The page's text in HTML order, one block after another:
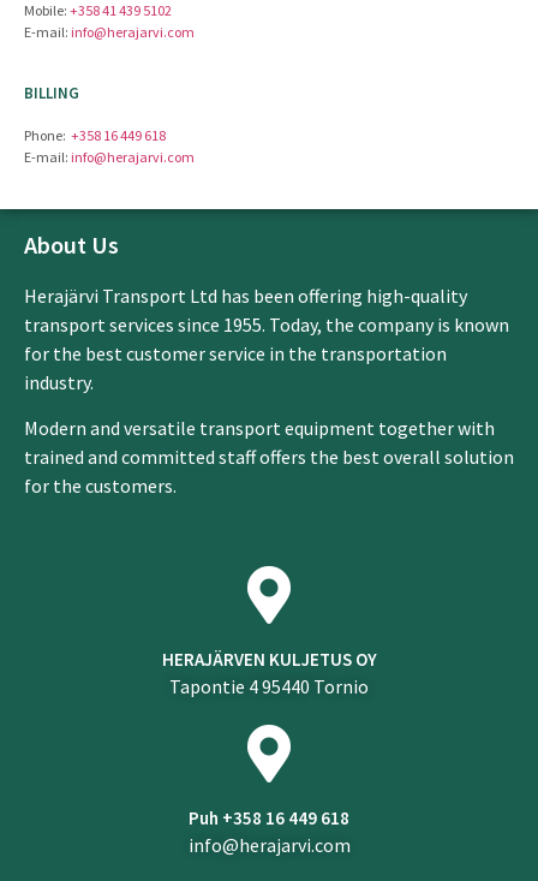
Mobile: +358 41 439 5102
E-mail: info@herajarvi.com
BILLING
Phone: +358 16 449 618
E-mail: info@herajarvi.com
About Us
Herajärvi Transport Ltd has been offering high-quality
transport services since 1955. Today, the company is known
for the best customer service in the transportation
industry.
Modern and versatile transport equipment together with
trained and committed staff offers the best overall solution
for the customers.
HERAJÄRVEN KULJETUS OY
Tapontie 4 95440 Tornio
Puh +358 16 449 618
info@herajarvi.com